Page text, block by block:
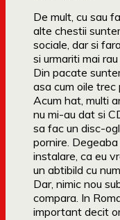
De mult, cu sau
alte chestii
sociale, dar si
si urmariti mai
Din pacate
asa cum oile trec
Acum hat, multi
nu mi-au dat si
sa fac un disc-
pornire.
instalare, ca eu
un abtibild cu
Dar, nimic nou
compara. In
important decit